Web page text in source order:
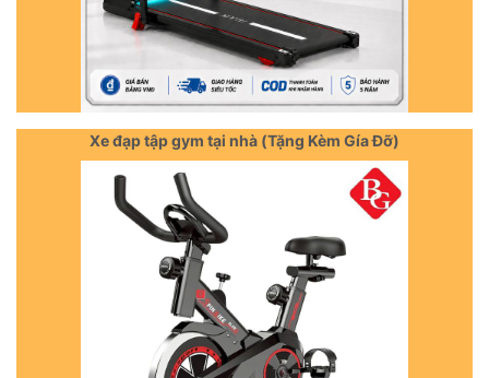
Xe đạp tập gym tại nhà (Tặng Kèm Gía Đỡ)